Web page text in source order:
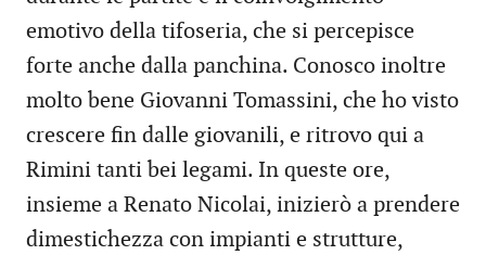
emotivo della tifoseria, che si percepisce
forte anche dalla panchina. Conosco inoltre
molto bene Giovanni Tomassini, che ho visto
crescere fin dalle giovanili, e ritrovo qui a
Rimini tanti bei legami. In queste ore,
insieme a Renato Nicolai, inizierò a prendere
dimestichezza con impianti e strutture,